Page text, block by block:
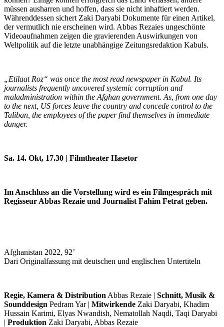
müssen ausharren und hoffen, dass sie nicht inhaftiert werden.
Währenddessen sichert Zaki Daryabi Dokumente für einen Artikel,
der vermutlich nie erscheinen wird. Abbas Rezaies ungeschönte
Videoaufnahmen zeigen die gravierenden Auswirkungen von
Weltpolitik auf die letzte unabhängige Zeitungsredaktion Kabuls.
„Etilaat Roz“ was once the most read newspaper in Kabul. Its
journalists frequently uncovered systemic corruption and
maladministration within the Afghan government. As, from one day
to the next, US forces leave the country and concede control to the
Taliban, the employees of the paper find themselves in immediate
danger.
Sa. 14. Okt, 17.30 | Filmtheater Hasetor
Im Anschluss an die Vorstellung wird es ein Filmgespräch mit
Regisseur Abbas Rezaie und Journalist Fahim Fetrat geben.
Afghanistan 2022, 92’
Dari Originalfassung mit deutschen und englischen Untertiteln
Regie, Kamera & Distribution Abbas Rezaie | Schnitt, Musik &
Sounddesign Pedram Yar | Mitwirkende Zaki Daryabi, Khadim
Hussain Karimi, Elyas Nwandish, Nematollah Naqdi, Taqi Daryabi
| Produktion Zaki Daryabi, Abbas Rezaie